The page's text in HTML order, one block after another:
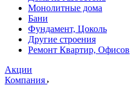
Монолитные дома
Бани
Фундамент, Цоколь
Другие строения
Ремонт Квартир, Офисов
Акции
Компания